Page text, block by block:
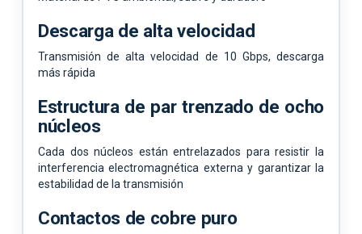
Descarga de alta velocidad
Transmisión de alta velocidad de 10 Gbps, descarga
más rápida
Estructura de par trenzado de ocho
núcleos
Cada dos núcleos están entrelazados para resistir la
interferencia electromagnética externa y garantizar la
estabilidad de la transmisión
Contactos de cobre puro